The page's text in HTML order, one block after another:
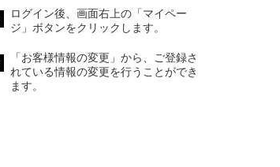
ログイン後、画面右上の「マイペー
ジ」ボタンをクリックします。
「お客様情報の変更」から、ご登録さ
れている情報の変更を行うことができ
ます。